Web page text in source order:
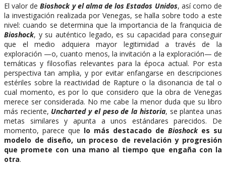
El valor deBioshock y el alma de los Estados Unidos, así como de
la investigación realizada por Venegas, se halla sobre todo a este
nivel: cuando se determina que la importancia de la franquicia de
Bioshock, y su auténtico legado, es su capacidad para conseguir
que el medio adquiera mayor legitimidad a través de la
exploración —o, cuanto menos, la invitación a la exploración— de
temáticas y filosofías relevantes para la época actual. Por esta
perspectiva tan amplia, y por evitar enfangarse en descripciones
estériles sobre la reactividad de Rapture o la disonancia de tal o
cual momento, es por lo que considero que la obra de Venegas
merece ser considerada. No me cabe la menor duda que su libro
más reciente, Uncharted y el peso de la historia, se plantea unas
metas similares y apunta a unos estándares parecidos. De
momento, parece que lo más destacado de Bioshockes su
modelo de diseño, un proceso de revelación y progresión
que promete con una mano al tiempo que engaña con la
otra.